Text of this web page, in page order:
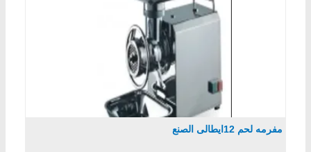
مفرمه لحم 12ايطالى الصنع